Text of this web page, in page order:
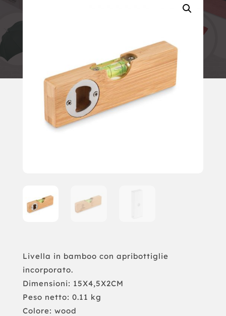
Livella in bamboo con apribottiglie
incorporato.
Dimensioni: 15X4,5X2CM
Peso netto: 0.11 kg
Colore: wood